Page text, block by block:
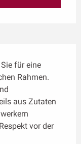
für eine
Rahmen.
aus Zutaten
vor der